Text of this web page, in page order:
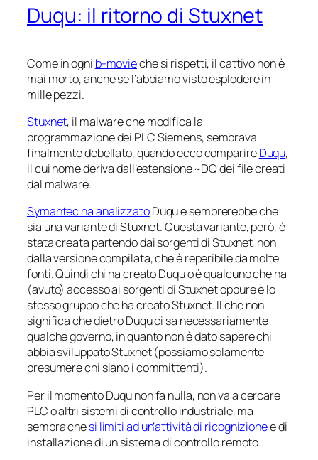
Duqu: il ritorno di Stuxnet
Come in ogni b-movieche si rispetti, il cattivo non è
mai morto, anche se l’abbiamo visto esplodere in
mille pezzi.
Stuxnet, il malware che modifica la
programmazione dei PLC Siemens, sembrava
finalmente debellato, quando ecco comparireDuqu,
il cui nome deriva dall’estensione ~DQ dei file creati
dal malware.
Symantec ha analizzatoDuqu e sembrerebbe che
sia una variante di Stuxnet. Questa variante, però, è
stata creata partendo dai sorgenti di Stuxnet, non
dalla versione compilata, che è reperibile da molte
fonti. Quindi chi ha creato Duqu o è qualcuno che ha
(avuto) accesso ai sorgenti di Stuxnet oppure è lo
stesso gruppo che ha creato Stuxnet. Il che non
significa che dietro Duqu ci sa necessariamente
qualche governo, in quanto non è dato sapere chi
abbia sviluppato Stuxnet (possiamo solamente
presumere chi siano i committenti).
Per il momento Duqu non fa nulla, non va a cercare
PLC o altri sistemi di controllo industriale, ma
sembra chesi limiti ad un’attività di ricognizionee di
installazione di un sistema di controllo remoto.